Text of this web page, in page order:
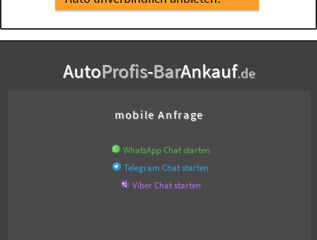
AutoProfis-BarAnkauf.de
mobile Anfrage
WhatsApp Chat starten
Telegram Chat starten
Viber Chat starten